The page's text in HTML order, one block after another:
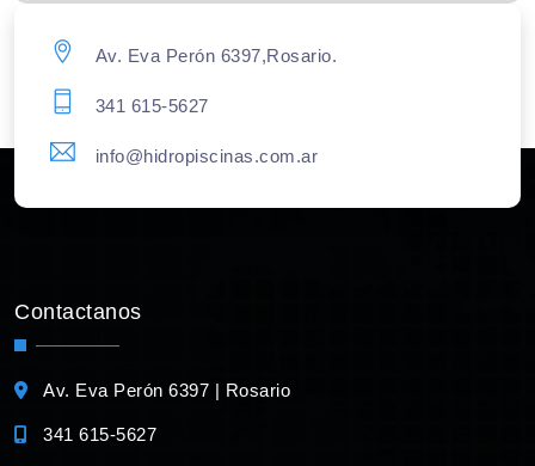
Av. Eva Perón 6397,Rosario.
341 615-5627
info@hidropiscinas.com.ar
Contactanos
Av. Eva Perón 6397 | Rosario
341 615-5627